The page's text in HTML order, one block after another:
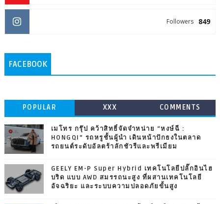
849
Followers
FACEBOOK
POPULAR XXX COMMENTS
เมโทร กรุ๊ป คว้าสิทธิ์จัดจำหน่าย “หงษ์ฉี :
HONGQI” รถหรูชั้นผู้นำ เดินหน้าปักธงในตลาด
รถยนต์ระดับอัลตร้าลักชัวรีและพรีเมียม
GEELY EM-P Super Hybrid เทคโนโลยีปลั๊กอินไฮ
บริด แบบ AWD สมรรถนะสูง ที่ผสานเทคโนโลยี
อัจฉริยะ และระบบความปลอดภัยขั้นสูง